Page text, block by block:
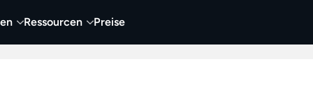
Ressourcen Preise
Video Visueller Content